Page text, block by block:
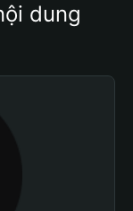
dung